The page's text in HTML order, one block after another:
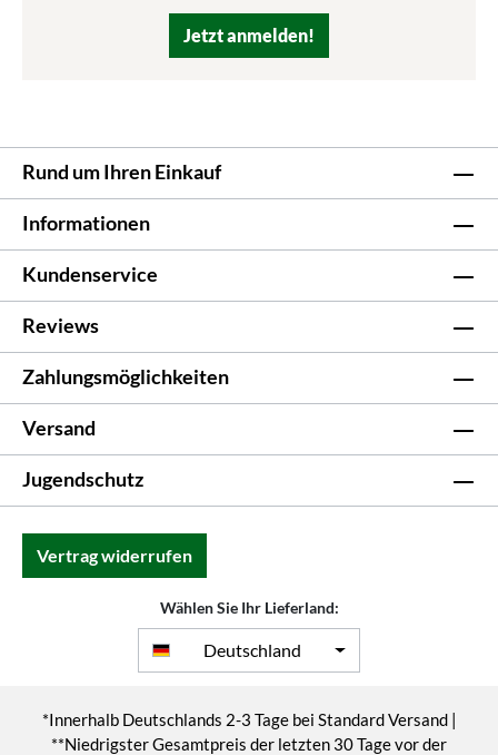
Jetzt anmelden!
Rund um Ihren Einkauf
Informationen
Kundenservice
Reviews
Zahlungsmöglichkeiten
Versand
Jugendschutz
Vertrag widerrufen
Wählen Sie Ihr Lieferland:
Deutschland
*Innerhalb Deutschlands 2-3 Tage bei Standard Versand |
**Niedrigster Gesamtpreis der letzten 30 Tage vor der